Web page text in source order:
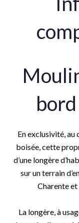
En exclusivité, au
boisée, cette
d’une longère
sur un terrain
Charente
La longère, à